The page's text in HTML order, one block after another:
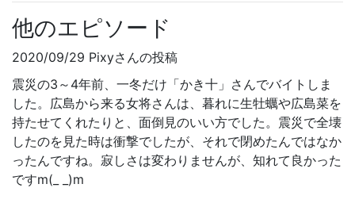
他のエピソード
2020/09/29 Pixyさんの投稿
震災の3～4年前、一冬だけ「かき十」さんでバイトしま
した。広島から来る女将さんは、暮れに生牡蠣や広島菜を
持たせてくれたりと、面倒見のいい方でした。震災で全壊
したのを見た時は衝撃でしたが、それで閉めたんではなか
ったんですね。寂しさは変わりませんが、知れて良かった
ですm(_ _)m